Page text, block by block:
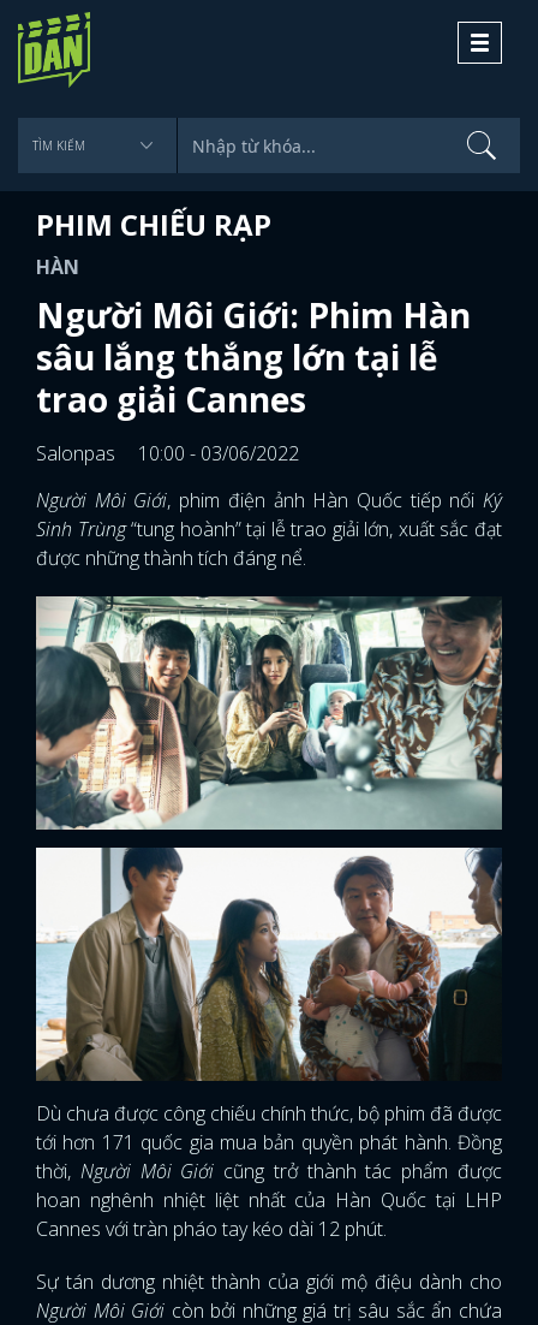
Toggle
PHIM CHIẾU RẠP
HÀN
Người Môi Giới: Phim Hàn
sâu lắng thắng lớn tại lễ
trao giải Cannes
Salonpas
10:00 - 03/06/2022
Người Môi Giới, phim điện ảnh Hàn Quốc tiếp nốiKý
Sinh Trùng“tung hoành” tại lễ trao giải lớn, xuất sắc đạt
được những thành tích đáng nể.
Dù chưa được công chiếu chính thức, bộ phim đã được
tới hơn 171 quốc gia mua bản quyền phát hành. Đồng
thời, Người Môi Giới cũng trở thành tác phẩm được
hoan nghênh nhiệt liệt nhất của Hàn Quốc tại LHP
Cannes với tràn pháo tay kéo dài 12 phút.
Sự tán dương nhiệt thành của giới mộ điệu dành cho
Người Môi Giới còn bởi những giá trị sâu sắc ẩn chứa